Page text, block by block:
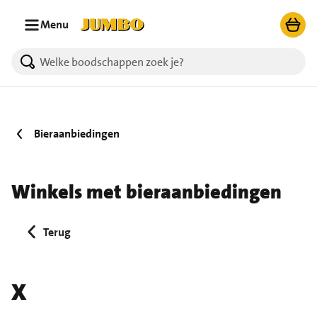
Menu
Bieraanbiedingen
Winkels met bieraanbiedingen
Terug
X